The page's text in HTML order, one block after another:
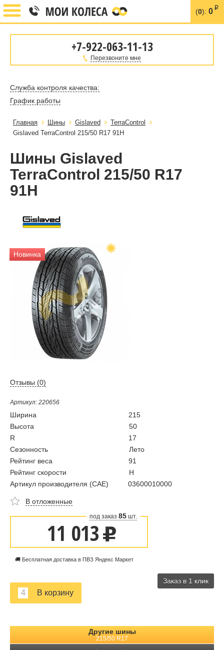
(0): 0 i
+7-922-063-11-13
Перезвоните мне
Служба контроля качества:
График работы
Главная Шины Gislaved
TerraControl
Gislaved TerraControl 215/50 R17 91H
Шины Gislaved
TerraControl 215/50 R17
91H
Новинка
Отзывы (0)
Артикул: 220656
Ширина
215
Высота
50
R
17
Сезонность
Лето
Рейтинг веса
91
Рейтинг скорости
H
Артикул производителя (CAE)
03600010000
В отложенные
под заказ 85 шт.
11 013 u
🚚 Бесплатная доставка в ПВЗ Яндекс Маркет
Заказ в 1 клик
Другие шины
215/50 R17